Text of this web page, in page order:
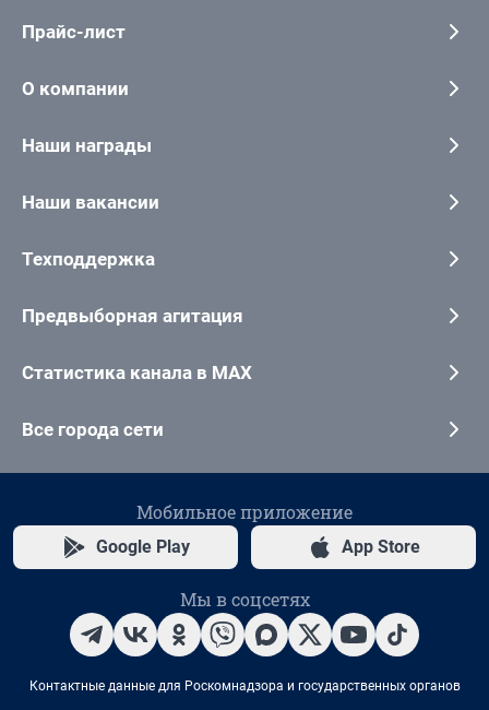
Прайс-лист
О компании
Наши награды
Наши вакансии
Техподдержка
Предвыборная агитация
Статистика канала в MAX
Все города сети
Мобильное приложение
Google Play App Store
Мы в соцсетях
Контактные данные для Роскомнадзора и государственных органов